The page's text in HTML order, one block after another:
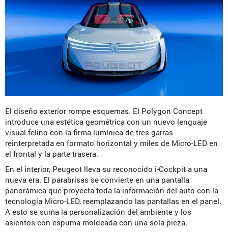
El diseño exterior rompe esquemas. El Polygon Concept
introduce una estética geométrica con un nuevo lenguaje
visual felino con la firma lumínica de tres garras
reinterpretada en formato horizontal y miles de Micro-LED en
el frontal y la parte trasera.
En el interior, Peugeot lleva su reconocido i-Cockpit a una
nueva era. El parabrisas se convierte en una pantalla
panorámica que proyecta toda la información del auto con la
tecnología Micro-LED, reemplazando las pantallas en el panel.
A esto se suma la personalización del ambiente y los
asientos con espuma moldeada con una sola pieza.